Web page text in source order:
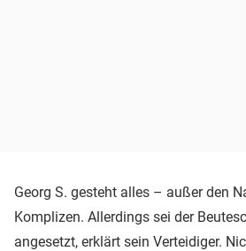
Georg S. gesteht alles – außer den
Komplizen. Allerdings sei der
angesetzt, erklärt sein Verteidiger.